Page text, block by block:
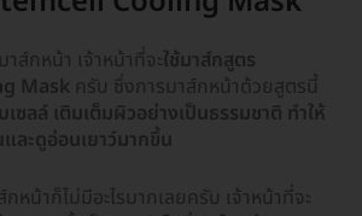
ส์กหน้า เจ้าหน้าที่จะใช้มาส์กสูตร
Mask ครับ ซึ่งการมาส์กหน้าด้วยสูตรนี้
ซลล์ เติมเต็มผิวอย่างเป็นธรรมชาติ ทำให้
ละดูอ่อนเยาว์มากขึ้น
หน้าก็ไม่มีอะไรมากเลยครับ เจ้าหน้าที่จะ